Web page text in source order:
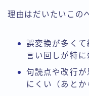
理由はだいたいこの
誤変換が多く
言い回しが特に
句読点や改行
にくい（あとか